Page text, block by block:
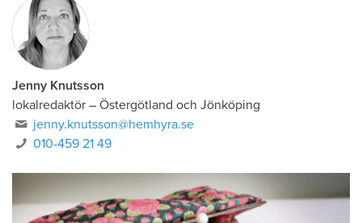
Jenny Knutsson
lokalredaktör – Östergötland och Jönköping
jenny.knutsson@hemhyra.se
010-459 21 49